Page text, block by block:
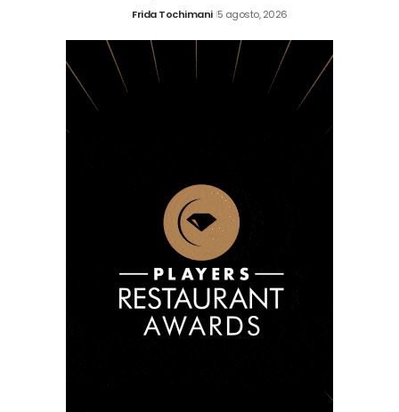
Frida Tochimani 5 agosto, 2026